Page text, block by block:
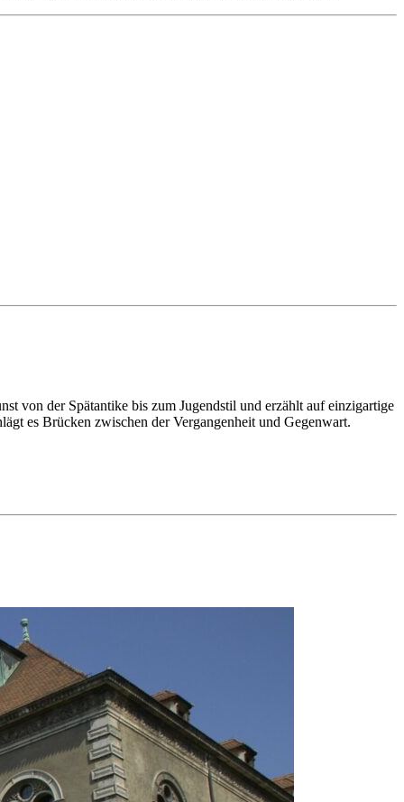
von der Spätantike bis zum Jugendstil und erzählt auf einzigartige
es Brücken zwischen der Vergangenheit und Gegenwart.